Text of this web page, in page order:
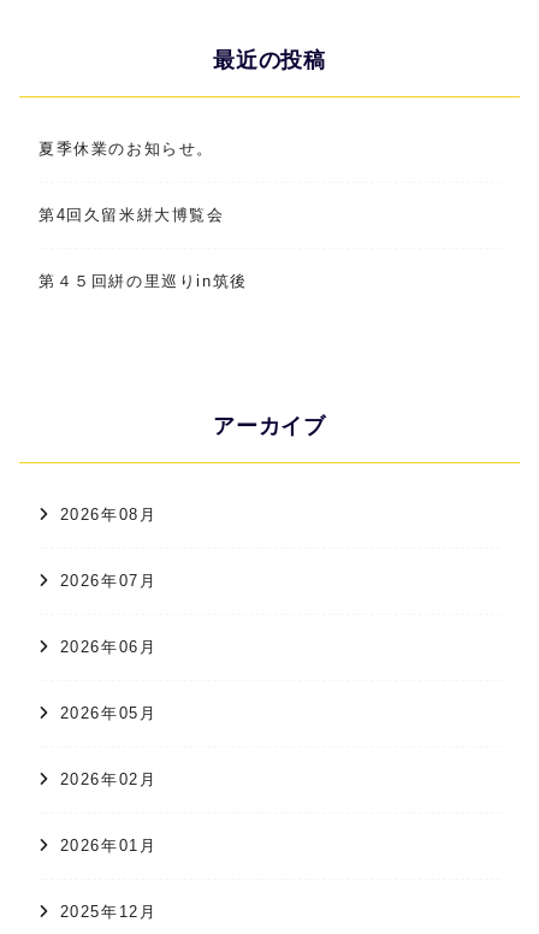
最近の投稿
夏季休業のお知らせ。
第4回久留米絣大博覧会
第４５回絣の里巡りin筑後
アーカイブ
2026年08月
2026年07月
2026年06月
2026年05月
2026年02月
2026年01月
2025年12月